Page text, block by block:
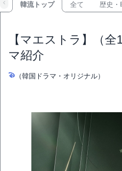
韓流トップ 全て 歴史・
【マエストラ】（全
マ紹介
（韓国ドラマ・オリジナル）